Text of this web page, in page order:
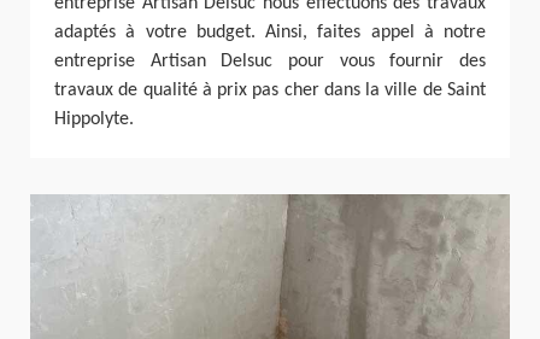
adaptés à votre budget. Ainsi, faites appel à notre
entreprise Artisan Delsuc pour vous fournir des
travaux de qualité à prix pas cher dans la ville de Saint
Hippolyte.